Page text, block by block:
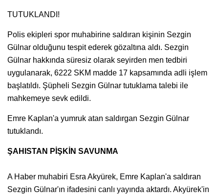
TUTUKLANDI!
Polis ekipleri spor muhabirine saldıran kişinin Sezgin
Gülnar olduğunu tespit ederek gözaltına aldı. Sezgin
Gülnar hakkında süresiz olarak seyirden men tedbiri
uygulanarak, 6222 SKM madde 17 kapsamında adli işlem
başlatıldı. Şüpheli Sezgin Gülnar tutuklama talebi ile
mahkemeye sevk edildi.
Emre Kaplan'a yumruk atan saldırgan Sezgin Gülnar
tutuklandı.
ŞAHISTAN PİŞKİN SAVUNMA
A Haber muhabiri Esra Akyürek, Emre Kaplan'a saldıran
Sezgin Gülnar'ın ifadesini canlı yayında aktardı. Akyürek'in